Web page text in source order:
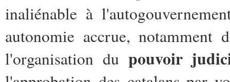
inaliénable à
autonomie accrue,
l'organisation du pouvoir